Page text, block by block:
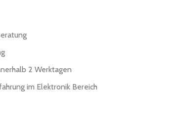
2 Werktagen
im Elektronik Bereich